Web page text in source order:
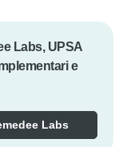
Labs, UPSA
e
Labs